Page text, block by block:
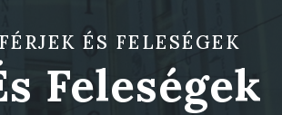
FÉRJEK ÉS FELESÉGEK
Feleségek